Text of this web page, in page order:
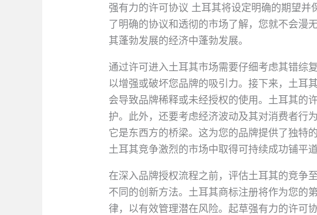
强有力的许可协议 土耳其将设定明确的期望
了明确的协议和透彻的市场了解，您就不会漫
其蓬勃发展的经济中蓬勃发展。
通过许可进入土耳其市场需要仔细考虑其错综
以增强或破坏您品牌的吸引力。接下来，土
会导致品牌稀释或未经授权的使用。土耳其的
护。此外，还要考虑经济波动及其对消费者行
它是东西方的桥梁。这为您的品牌提供了独特
土耳其竞争激烈的市场中取得可持续成功铺平道
在深入品牌授权流程之前，评估土耳其的竞争
不同的创新方法。土耳其商标注册将作为您的
律，以有效管理潜在风险。起草强有力的许可